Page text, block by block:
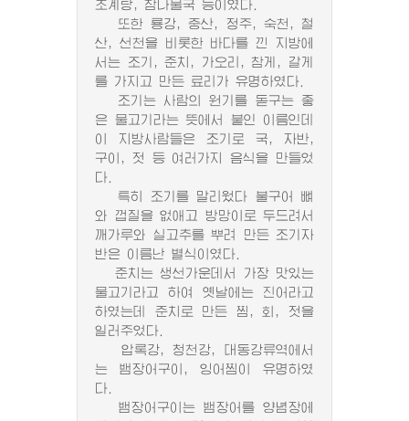
초계탕, 참나물국 등이였다.
또한 룡강, 중산, 정주, 숙천, 철
산, 선천을 비롯한 바다를 낀 지방에
서는 조기, 준치, 가오리, 참게, 갈게
를 가지고 만든 료리가 유명하였다.
조기는 사람의 원기를 돋구는 좋
은 물고기라는 뜻에서 붙인 이름인데
이 지방사람들은 조기로 국, 자반,
구이, 젓 등 여러가지 음식을 만들었
다.
특히 조기를 말리웠다 불구어 뼈
와 껍질을 없애고 방망이로 두드려서
깨가루와 실고추를 뿌려 만든 조기자
반은 이름난 별식이였다.
준치는 생선가운데서 가장 맛있는
물고기라고 하여 옛날에는 진어라고
하였는데 준치로 만든 찜, 회, 젓을
일러주었다.
압록강, 청천강, 대동강류역에서
는 뱀장어구이, 잉어찜이 유명하였
다.
뱀장어구이는 뱀장어를 양념장에